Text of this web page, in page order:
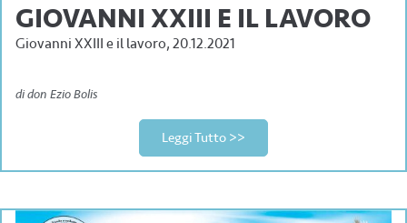
GIOVANNI XXIII E IL LAVORO
Giovanni XXIII e il lavoro, 20.12.2021
di don Ezio Bolis
Leggi Tutto >>